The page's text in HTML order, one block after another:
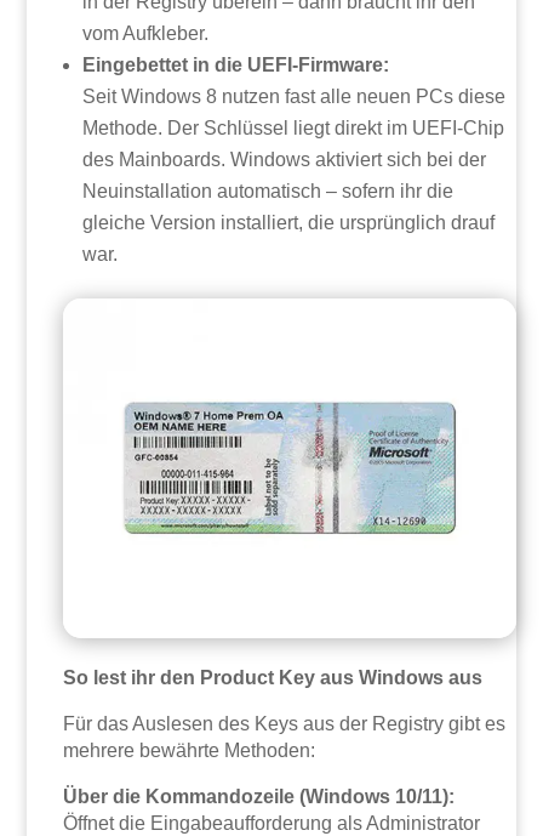
vom Aufkleber.
Eingebettet in die UEFI-Firmware:
Seit Windows 8 nutzen fast alle neuen PCs diese
Methode. Der Schlüssel liegt direkt im UEFI-Chip
des Mainboards. Windows aktiviert sich bei der
Neuinstallation automatisch – sofern ihr die
gleiche Version installiert, die ursprünglich drauf
war.
So lest ihr den Product Key aus Windows aus
Für das Auslesen des Keys aus der Registry gibt es
mehrere bewährte Methoden:
Über die Kommandozeile (Windows 10/11):
Öffnet die Eingabeaufforderung als Administrator